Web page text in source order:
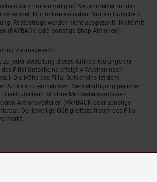
wird nur einmalig an Neuanmelder für den
versendet. Nur online einlösbar. Nur ein Gutschein
Restbeträge werden nicht ausgezahlt. Nicht mit
(PAYBACK oder sonstige Shop-Aktionen)
vorausgesetzt
zu jeder Bestellung dieses Artikels (solange der
Filial-Gutscheins erfolgt 4 Wochen nach
Die Höhe des Filial-Gutscheins ist dem
Artikels zu entnehmen. Vervielfältigung jeglicher
Gutschein ist ohne Mindesteinkaufswert
Aktionsvorteilen (PAYBACK oder sonstige
Der jeweilige Gültigkeitszeitraum des Filial-